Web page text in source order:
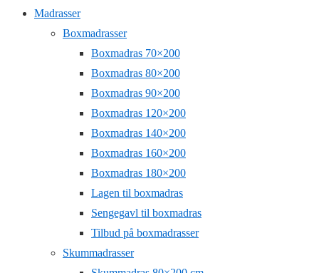
Madrasser
Boxmadrasser
Boxmadras 70×200
Boxmadras 80×200
Boxmadras 90×200
Boxmadras 120×200
Boxmadras 140×200
Boxmadras 160×200
Boxmadras 180×200
Lagen til boxmadras
Sengegavl til boxmadras
Tilbud på boxmadrasser
Skummadrasser